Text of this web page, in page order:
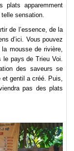
plats apparemment
sensation.
de l’essence, de la
d’ici. Vous pouvez
mousse de rivière,
pays de Trieu Voi.
des saveurs se
et gentil a créé. Puis,
pas des plats